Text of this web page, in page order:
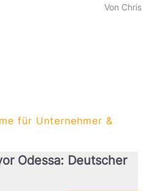
Von Chris
für Unternehmer &
Odessa: Deutscher